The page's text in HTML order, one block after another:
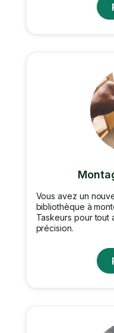
Vous avez un
bibliothèque à
Taskeurs pour tout
précision.